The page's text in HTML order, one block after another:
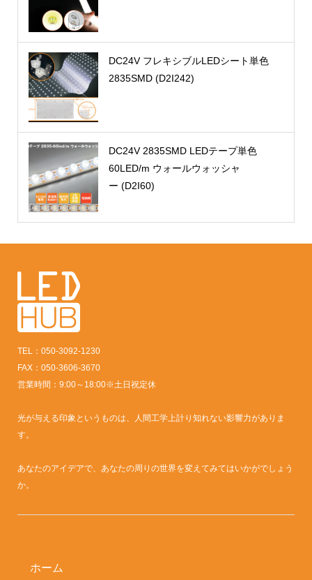
DC24V フレキシブルLEDシート単色
2835SMD (D2I242)
DC24V 2835SMD LEDテープ単色
60LED/m ウォールウォッシャ
ー (D2I60)
TEL：050-3092-1230
FAX：050-3606-3670
営業時間：9:00～18:00※土日祝定休
光が与える印象というものは、人間工学上計り知れない影響力がありま
す。
あなたのアイデアで、あなたの周りの世界を変えてみてはいかがでしょう
か。
ホーム